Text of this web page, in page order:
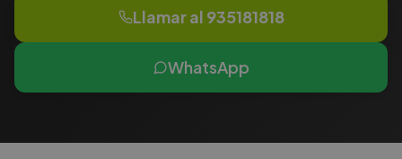
Llamar al 935181818
WhatsApp